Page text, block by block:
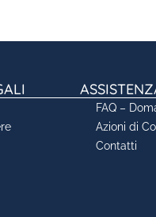
FAQ –
Azioni di
Contatti